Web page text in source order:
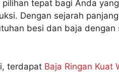
tepat bagi Anda
Dengan sejarah
besi dan baja
terdapat Baja Ringan Kuat